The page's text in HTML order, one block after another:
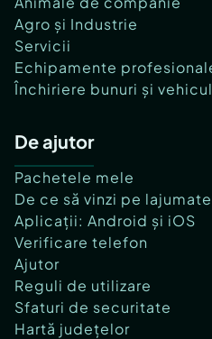
Agro și Industrie
Servicii
Echipamente
Închiriere bunuri și
De ajutor
Pachetele mele
De ce să vinzi pe
Aplicații: Android și iOS
Verificare telefon
Ajutor
Reguli de utilizare
Sfaturi de securitate
Hartă județelor